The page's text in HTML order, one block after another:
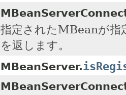
指定されたMBeanが指
を返します。
MBeanServer.